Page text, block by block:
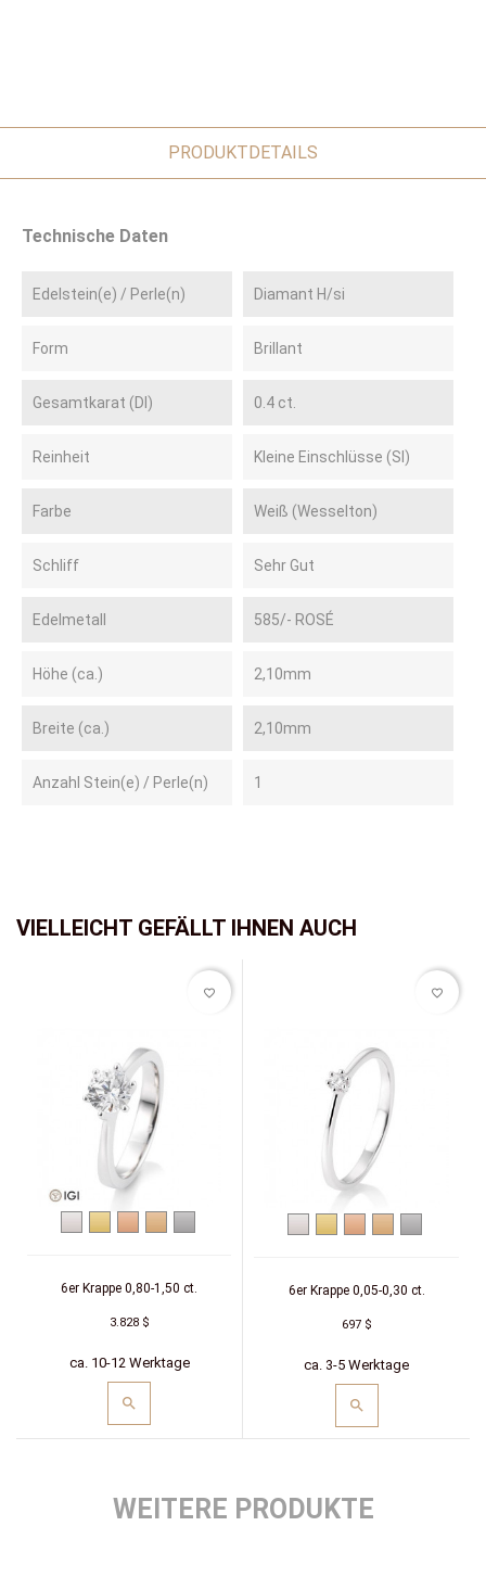
PRODUKTDETAILS
Technische Daten
Edelstein(e) / Perle(n) Diamant H/si
Form Brillant
Gesamtkarat (DI) 0.4 ct.
Reinheit Kleine Einschlüsse (SI)
Farbe Weiß (Wesselton)
Schliff Sehr Gut
Edelmetall 585/- ROSÉ
Höhe (ca.) 2,10mm
Breite (ca.) 2,10mm
Anzahl Stein(e) / Perle(n) 1
VIELLEICHT GEFÄLLT IHNEN AUCH
Weißgold
Gelbgold
RotgoldRoségold
6er Krappe 0,80-1,50 ct.
3.828 $
ca. 10-12 Werktage
favorite_border
Weißgold
GelbgoldRotgold
6er Krappe 0,05-0,30 ct.
697 $
ca. 3-5 Werktage
favorite_border
WEITERE PRODUKTE